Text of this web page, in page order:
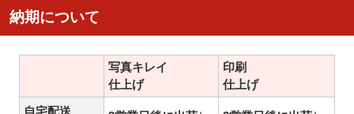
納期について
写真キレイ
仕上げ
印刷
仕上げ
自宅配送